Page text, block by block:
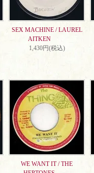
SEX MACHINE / LAUREL
AITKEN
1,430円(税込)
WE WANT IT / THE